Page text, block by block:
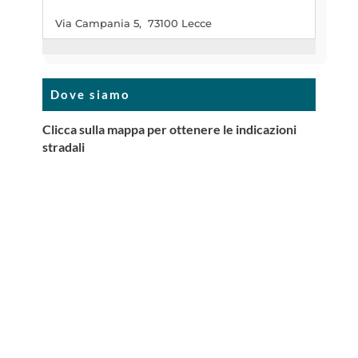
Via Campania 5, 73100 Lecce
Dove siamo
Clicca sulla mappa per ottenere le indicazioni
stradali